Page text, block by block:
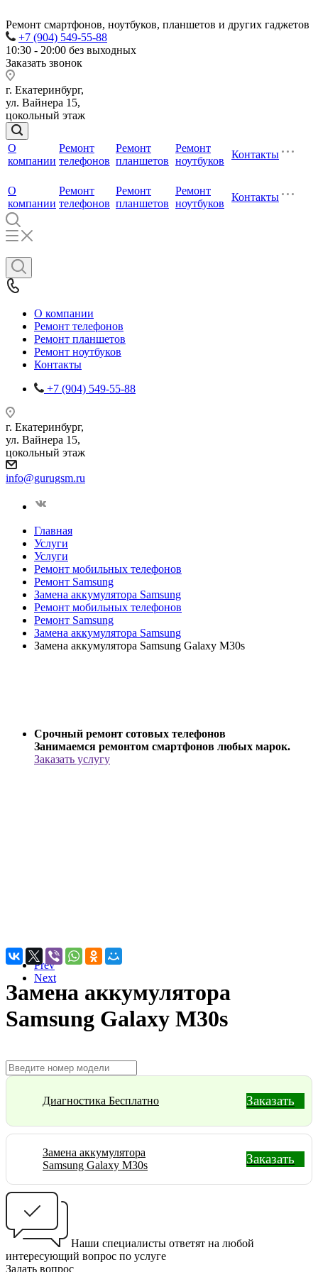
Ремонт смартфонов, ноутбуков, планшетов и других гаджетов
+7 (904) 549-55-88
10:30 - 20:00 без выходных
Заказать звонок
г. Екатеринбург,
ул. Вайнера 15,
цокольный этаж
О
компании
Ремонт
телефонов
Ремонт
планшетов
Ремонт
ноутбуков
Контакты
О
компании
Ремонт
телефонов
Ремонт
планшетов
Ремонт
ноутбуков
Контакты
О компании
Ремонт телефонов
Ремонт планшетов
Ремонт ноутбуков
Контакты
+7 (904) 549-55-88
г. Екатеринбург,
ул. Вайнера 15,
цокольный этаж
info@gurugsm.ru
Главная
Услуги
Услуги
Ремонт мобильных телефонов
Ремонт Samsung
Замена аккумулятора Samsung
Ремонт мобильных телефонов
Ремонт Samsung
Замена аккумулятора Samsung
Замена аккумулятора Samsung Galaxy M30s
Срочный ремонт сотовых телефонов
Занимаемся ремонтом смартфонов любых марок.
Заказать услугу
Prev
Next
Замена аккумулятора
Samsung Galaxy M30s
Диагностика Бесплатно Заказать
Замена аккумулятора
Samsung Galaxy M30s
Заказать
Наши специалисты ответят на любой
интересующий вопрос по услуге
Задать вопрос